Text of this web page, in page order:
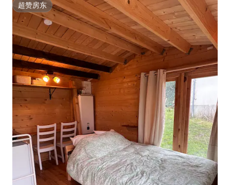
超赞房东
超赞房东